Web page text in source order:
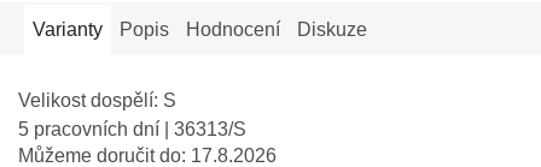
Varianty Popis Hodnocení Diskuze
Velikost dospělí: S
5 pracovních dní
| 36313/S
Můžeme doručit do: 17.8.2026